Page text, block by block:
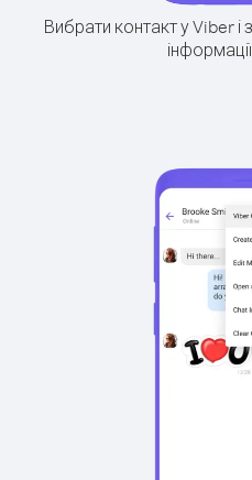
Вибрати контакт у Viber